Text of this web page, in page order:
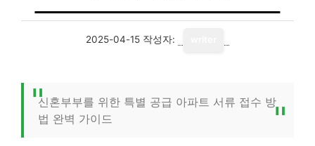
2025-04-15 작성자:
신혼부부를 위한 특별 공급 아파트 서류 접수 방
법 완벽 가이드